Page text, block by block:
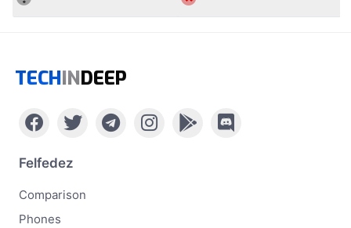
TECHINDEEP
Felfedez
Comparison
Phones